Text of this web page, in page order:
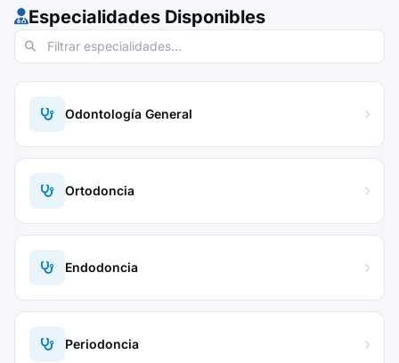
Especialidades Disponibles
Odontología General
Ortodoncia
Endodoncia
Periodoncia